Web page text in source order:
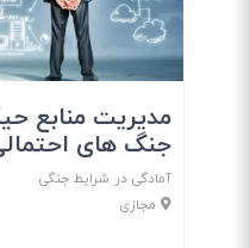
مدیریت منابع
جنگ های
آمادگی در شرایط جنگی
مجازی